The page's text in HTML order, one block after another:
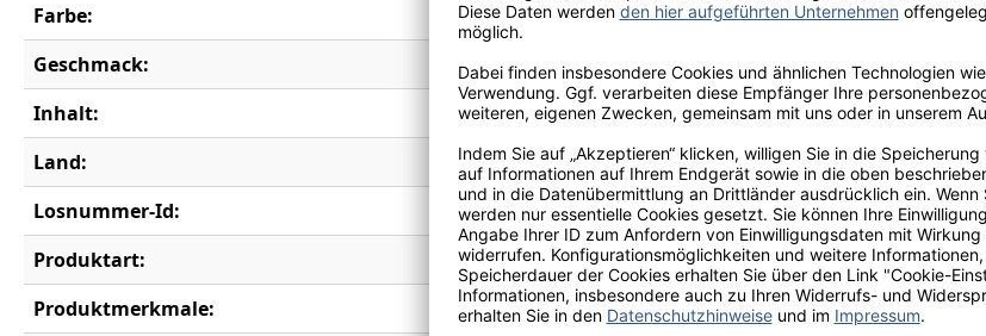
Farbe:
rosé
Geschmack:
lieblich
Inhalt:
0,75 l
Land:
Deutschland
Losnummer-Id:
19739
Produktart:
alkoholfreie Schorle
Produktmerkmale:
Alkoholfrei, Vegan